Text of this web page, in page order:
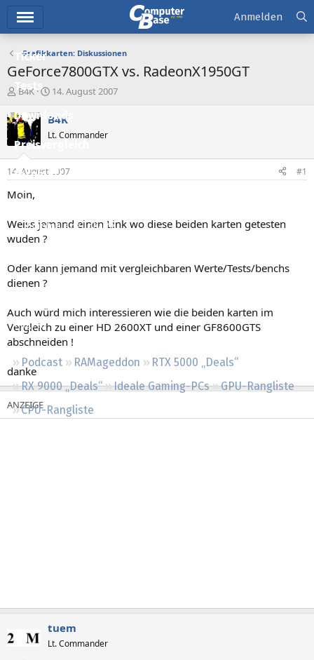
Ticker
Tests
Downloads
Preisvergleich
Forum
Aktuelles
Empfohlene Inhalte
Neueste Aktivitäten
Regeln
Podcast RAMageddon
RTX 5000 „Deals“
RX 9000 „Deals“
Ideale Gaming-PCs
GPU-Rangliste
CPU-Rangliste
Anmelden
Grafikkarten: Diskussionen
GeForce7800GTX vs. RadeonX1950GT
E
s
t
e
e
r
B4K
E
s
e
t
14. August 2007
B4K
Lt. Commander
14. August 2007 #1
Moin,
Weiss jemand einen Link wo diese beiden karten getesten
wuden ?
Oder kann jemand mit vergleichbaren Werte/Tests/benchs
dienen ?
Auch würd mich interessieren wie die beiden karten im
Vergleich zu einer HD 2600XT und einer GF8600GTS
abschneiden !
danke
tuem
Lt. Commander